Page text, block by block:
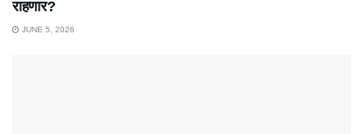
राहणार?
JUNE 5, 2026